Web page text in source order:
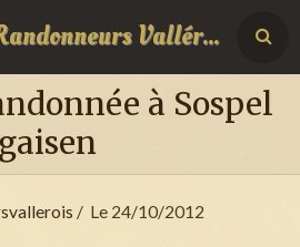
Les Joyeux Randonneurs Vallérois
à Sospel
Le 24/10/2012